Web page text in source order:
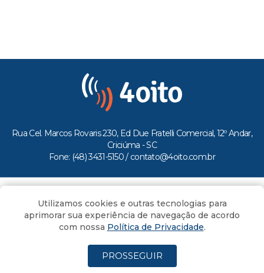
Rua Cel. Marcos Rovaris 230, Ed Due Fratelli Comercial, 12º Andar,
Criciúma - SC
Fone: (48) 3431-5150 / contato@4oito.com.br
Todos os direitos reservados ao Portal 4oito
Utilizamos cookies e outras tecnologias para
aprimorar sua experiência de navegação de acordo
com nossa Política de Privacidade.
PROSSEGUIR